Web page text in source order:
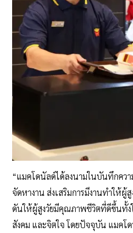
“แมคโดนัลด์ได้ลงนามในบันทึกควา
จัดหางาน ส่งเสริมการมีงานทำให้ผู้
ดันให้ผู้สูงวัยมีคุณภาพชีวิตที่ดีขึ้นทั้ง
สังคม และจิตใจ โดยปัจจุบัน แมคโ